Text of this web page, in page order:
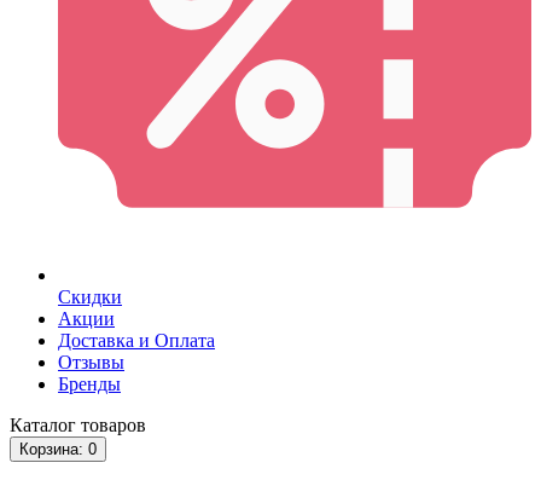
Скидки
Акции
Доставка и Оплата
Отзывы
Бренды
Каталог товаров
Корзина: 0